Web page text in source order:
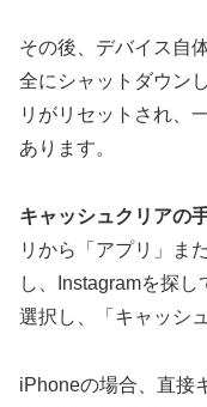
その後、デバイス自
全にシャットダウン
リがリセットされ、
あります。
キャッシュクリアの
リから「アプリ」ま
し、Instagramを探
選択し、「キャッシ
iPhoneの場合、直接